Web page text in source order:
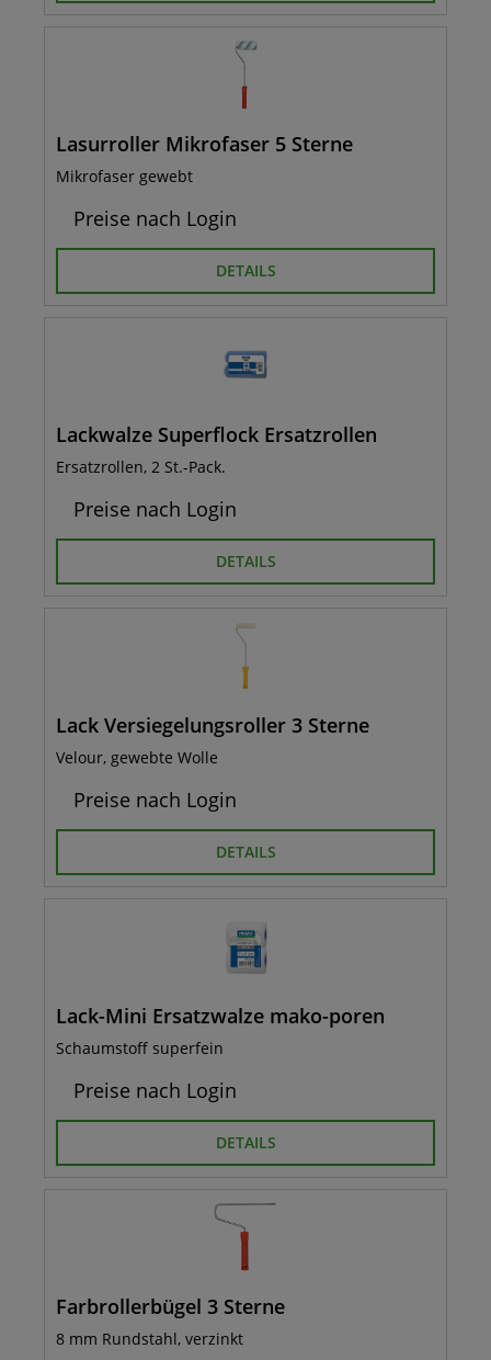
Lasurroller Mikrofaser 5 Sterne
Mikrofaser gewebt
Preise nach Login
DETAILS
Lackwalze Superflock Ersatzrollen
Ersatzrollen, 2 St.-Pack.
Preise nach Login
DETAILS
Lack Versiegelungsroller 3 Sterne
Velour, gewebte Wolle
Preise nach Login
DETAILS
Lack-Mini Ersatzwalze mako-poren
Schaumstoff superfein
Preise nach Login
DETAILS
Farbrollerbügel 3 Sterne
8 mm Rundstahl, verzinkt